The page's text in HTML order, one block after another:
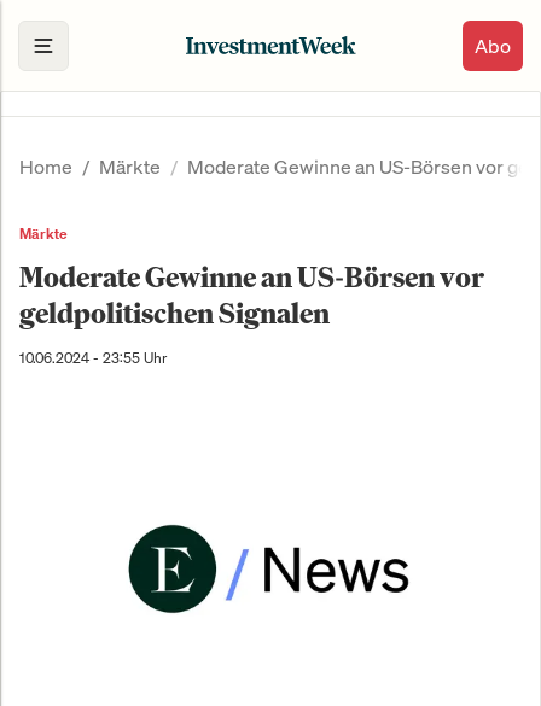
Abo
Home Märkte Moderate Gewinne an US-Börsen vor
Märkte
Moderate Gewinne an US-Börsen vor
geldpolitischen Signalen
10.06.2024 - 23:55 Uhr